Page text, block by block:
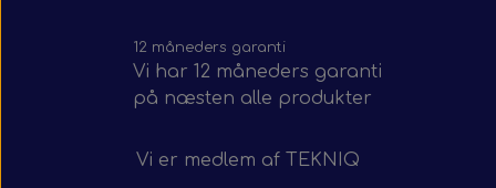
12 måneders garanti
Vi har 12 måneders garanti
på næsten alle produkter
Vi er medlem af TEKNIQ